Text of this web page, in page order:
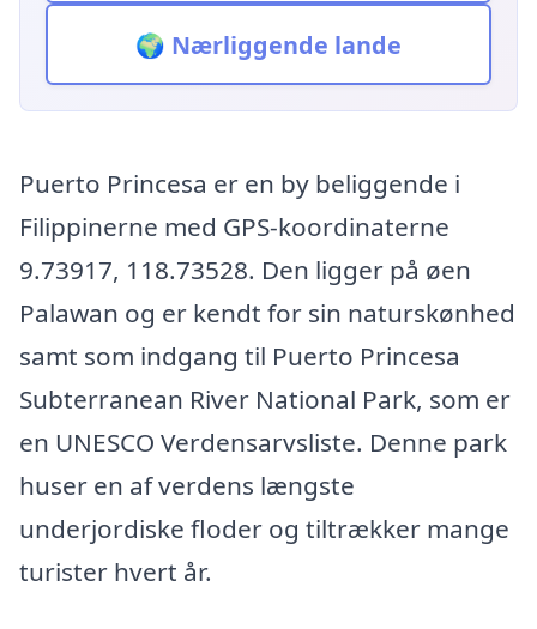
🌍 Nærliggende lande
Puerto Princesa er en by beliggende i
Filippinerne med GPS-koordinaterne
9.73917, 118.73528. Den ligger på øen
Palawan og er kendt for sin naturskønhed
samt som indgang til Puerto Princesa
Subterranean River National Park, som er
en UNESCO Verdensarvsliste. Denne park
huser en af verdens længste
underjordiske floder og tiltrækker mange
turister hvert år.